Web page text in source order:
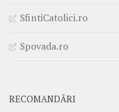
SfintiCatolici.ro
Spovada.ro
RECOMANDĂRI